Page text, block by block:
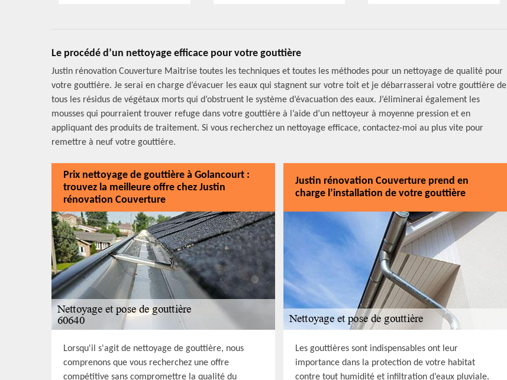
Le procédé d’un nettoyage efficace pour votre gouttière
Justin rénovation Couverture Maitrise toutes les techniques et toutes les méthodes pour un nettoyage de qualité pour
votre gouttière. Je serai en charge d’évacuer les eaux qui stagnent sur votre toit et je débarrasserai votre gouttière de
tous les résidus de végétaux morts qui d’obstruent le système d’évacuation des eaux. J’éliminerai également les
mousses qui pourraient trouver refuge dans votre gouttière à l’aide d’un nettoyeur à moyenne pression et en
appliquant des produits de traitement. Si vous recherchez un nettoyage efficace, contactez-moi au plus vite pour
remettre à neuf votre gouttière.
Prix nettoyage de gouttière à Golancourt :
trouvez la meilleure offre chez Justin
rénovation Couverture
Lorsqu'il s'agit de nettoyage de gouttière, nous
comprenons que vous recherchez une offre
compétitive sans compromettre la qualité du
Justin rénovation Couverture prend en
charge l’installation de votre gouttière
Les gouttières sont indispensables ont leur
importance dans la protection de votre habitat
contre tout humidité et infiltration d’eaux pluviale.